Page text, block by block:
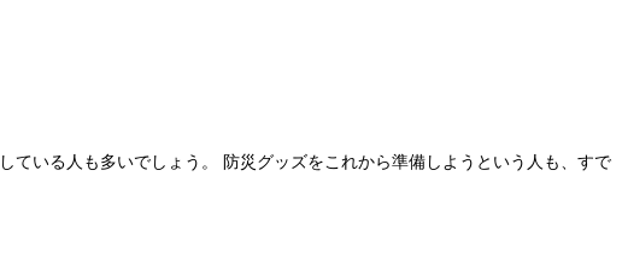
いる人も多いでしょう。 防災グッズをこれから準備しようという人も、すで